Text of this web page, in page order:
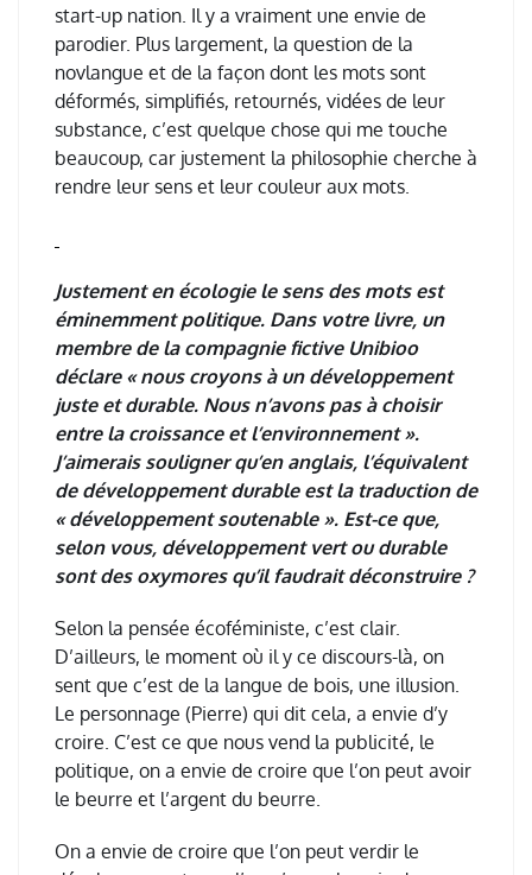
start-up nation. Il y a vraiment une envie de
parodier. Plus largement, la question de la
novlangue et de la façon dont les mots sont
déformés, simplifiés, retournés, vidées de leur
substance, c’est quelque chose qui me touche
beaucoup, car justement la philosophie cherche à
rendre leur sens et leur couleur aux mots.
Justement en écologie le sens des mots est
éminemment politique. Dans votre livre, un
membre de la compagnie fictive Unibioo
déclare « nous croyons à un développement
juste et durable. Nous n’avons pas à choisir
entre la croissance et l’environnement ».
J’aimerais souligner qu’en anglais, l’équivalent
de développement durable est la traduction de
« développement soutenable ». Est-ce que,
selon vous, développement vert ou durable
sont des oxymores qu’il faudrait déconstruire ?
Selon la pensée écoféministe, c’est clair.
D’ailleurs, le moment où il y ce discours-là, on
sent que c’est de la langue de bois, une illusion.
Le personnage (Pierre) qui dit cela, a envie d’y
croire. C’est ce que nous vend la publicité, le
politique, on a envie de croire que l’on peut avoir
le beurre et l’argent du beurre.
On a envie de croire que l’on peut verdir le